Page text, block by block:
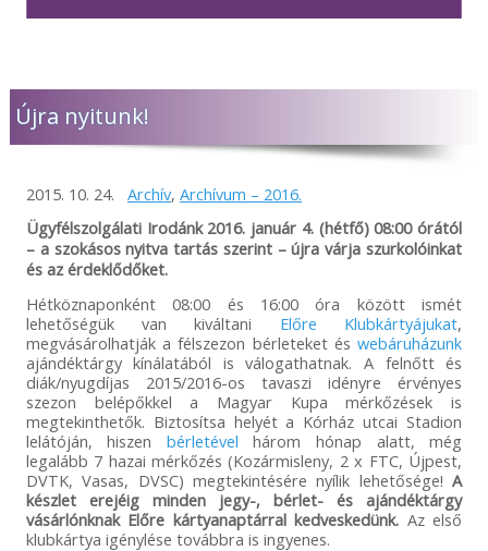
Újra nyitunk!
2015. 10. 24. Archív, Archívum – 2016.
Ügyfélszolgálati Irodánk 2016. január 4. (hétfő) 08:00 órától
– a szokásos nyitva tartás szerint – újra várja szurkolóinkat
és az érdeklődőket.
Hétköznaponként 08:00 és 16:00 óra között ismét
lehetőségük van kiváltani Előre Klubkártyájukat,
megvásárolhatják a félszezon bérleteket éswebáruházunk
ajándéktárgy kínálatából is válogathatnak. A felnőtt és
diák/nyugdíjas 2015/2016-os tavaszi idényre érvényes
szezon belépőkkel a Magyar Kupa mérkőzések is
megtekinthetők. Biztosítsa helyét a Kórház utcai Stadion
lelátóján, hiszen bérletével három hónap alatt, még
legalább 7 hazai mérkőzés (Kozármisleny, 2 x FTC, Újpest,
DVTK, Vasas, DVSC) megtekintésére nyílik lehetősége!A
készlet erejéig minden jegy-, bérlet- és ajándéktárgy
vásárlónknak Előre kártyanaptárral kedveskedünk. Az első
klubkártya igénylése továbbra is ingyenes.